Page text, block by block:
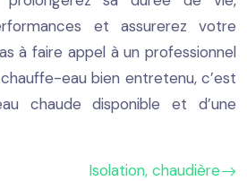
et assurerez votre
à faire appel à un professionnel
eau bien entretenu, c’est
chaude disponible et d’une
Isolation, chaudière